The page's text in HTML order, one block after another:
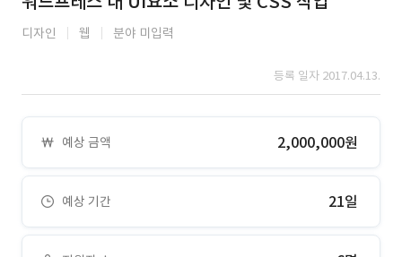
디자인 웹 분야 미입력
등록 일자 2017.04.13.
예상 금액 2,000,000원
예상 기간 21일